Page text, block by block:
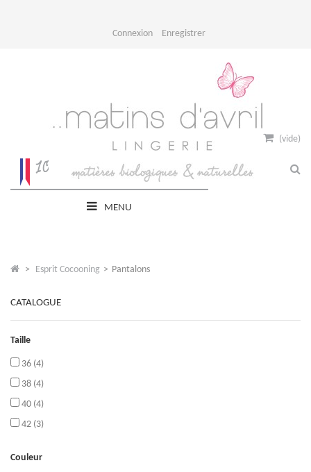
Connexion Enregistrer
MENU
(vide)
> Esprit Cocooning > Pantalons
CATALOGUE
Taille
36 (4)
38 (4)
40 (4)
42 (3)
Couleur